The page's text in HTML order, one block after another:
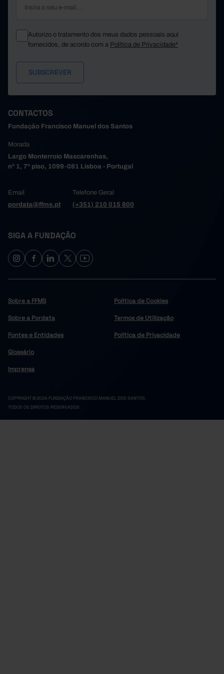
Autorizo o tratamento dos meus dados pessoais aqui
fornecidos, de acordo com a Política de Privacidade*
CONTACTOS
Fundação Francisco Manuel dos Santos
Morada
Largo Monterroio Mascarenhas,
nº 1, 7º piso, 1099-081 Lisboa - Portugal
Email
pordata@ffms.pt
Telefone Geral
(+351) 210 015 800
SIGA A FUNDAÇÃO
Sobre a FFMS
Sobre a Pordata
Fontes e Entidades
Glossário
Imprensa
Política de Cookies
Termos de Utilização
Política de Privacidade
COPYRIGHT © 2024 FUNDAÇÃO FRANCISCO MANUEL DOS SANTOS.
TODOS OS DIREITOS RESERVADOS